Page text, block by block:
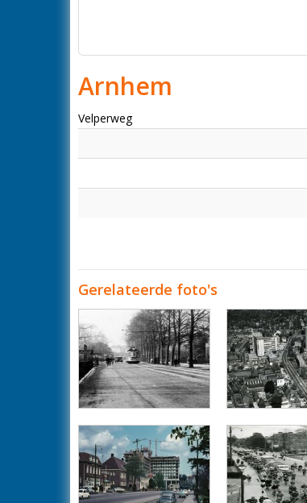
Arnhem
Velperweg
Gerelateerde foto's